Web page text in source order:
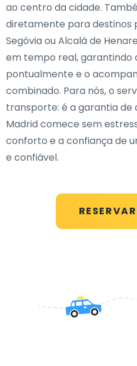
ao centro da cidade.
diretamente para destinos
Segóvia ou Alcalá de
em tempo real, garantindo
pontualmente e o
combinado. Para nós, o
transporte: é a garantia de
Madrid comece sem
conforto e a confiança de
e confiável.